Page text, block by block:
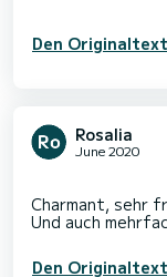
Den
Rosalia
June 2020
Charmant, sehr
Den